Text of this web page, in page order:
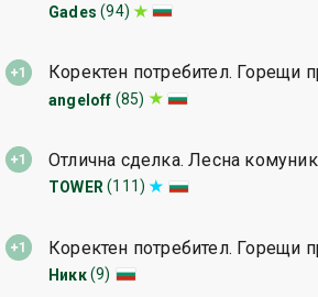
Gades (94)
Коректен потребител. Горещи
angeloff (85)
Отлична сделка. Лесна
TOWER (111)
Коректен потребител. Горещи
Никк (9)